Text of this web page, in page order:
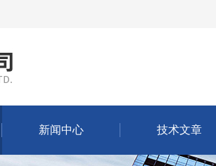
新闻中心 技术文章